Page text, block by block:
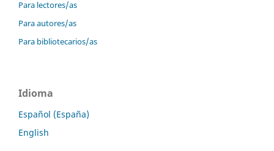
Para lectores/as
Para autores/as
Para bibliotecarios/as
Idioma
Español (España)
English